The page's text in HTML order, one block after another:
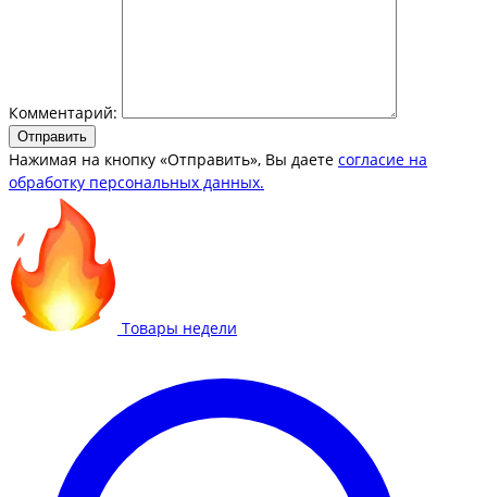
Комментарий:
Отправить
Нажимая на кнопку «Отправить», Вы даете согласие на
обработку персональных данных.
Товары недели